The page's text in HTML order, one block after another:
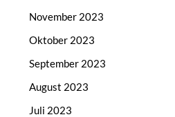
November 2023
Oktober 2023
September 2023
August 2023
Juli 2023